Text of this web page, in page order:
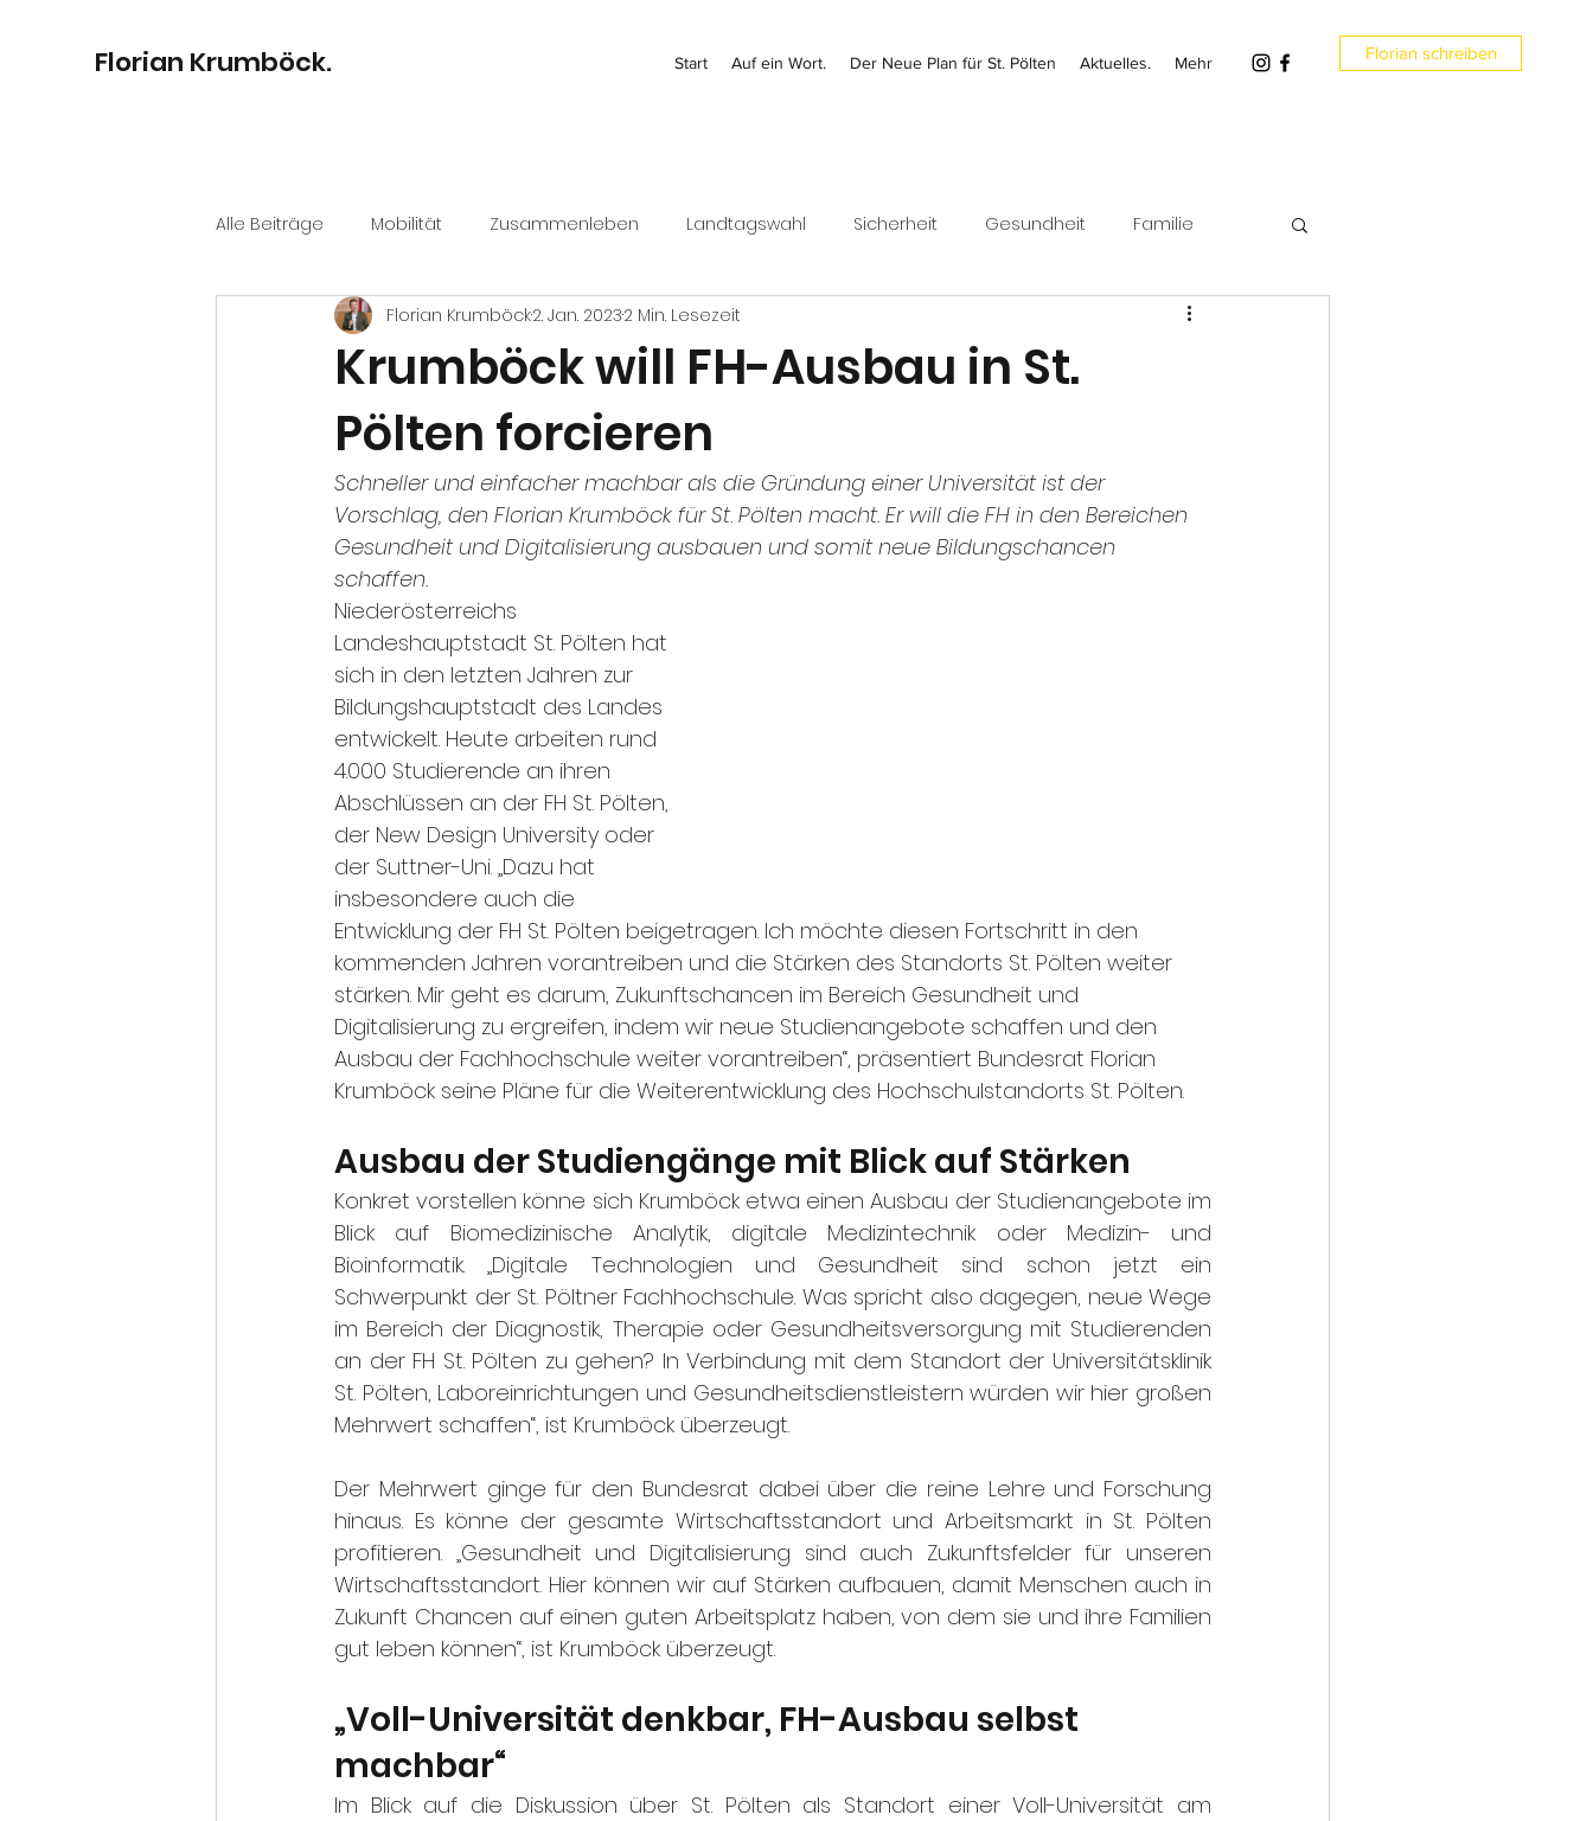
Florian Krumböck. Start Auf ein Wort. Der Neue Plan für St. Pölten Aktuelles. Mehr Florian schreiben
Alle Beiträge Mobilität Zusammenleben Landtagswahl Sicherheit Gesundheit Familie
Digitalisierung Kontrolle Jugend Umwelt
Stadtentwicklung Wirtschaft
Krumböck will FH-Ausbau in St.
Pölten forcieren
Florian Krumböck2. Jan. 20232 Min. Lesezeit
Schneller und einfacher machbar als die Gründung einer Universität ist der
Vorschlag, den Florian Krumböck für St. Pölten macht. Er will die FH in den Bereichen
Gesundheit und Digitalisierung ausbauen und somit neue Bildungschancen
schaffen.
Niederösterreichs
Landeshauptstadt St. Pölten hat
sich in den letzten Jahren zur
Bildungshauptstadt des Landes
entwickelt. Heute arbeiten rund
4.000 Studierende an ihren
Abschlüssen an der FH St. Pölten,
der New Design University oder
der Suttner-Uni. „Dazu hat
insbesondere auch die
Entwicklung der FH St. Pölten beigetragen. Ich möchte diesen Fortschritt in den
kommenden Jahren vorantreiben und die Stärken des Standorts St. Pölten weiter
stärken. Mir geht es darum, Zukunftschancen im Bereich Gesundheit und
Digitalisierung zu ergreifen, indem wir neue Studienangebote schaffen und den
Ausbau der Fachhochschule weiter vorantreiben“, präsentiert Bundesrat Florian
Krumböck seine Pläne für die Weiterentwicklung des Hochschulstandorts St. Pölten.
Ausbau der Studiengänge mit Blick auf Stärken
Konkret vorstellen könne sich Krumböck etwa einen Ausbau der Studienangebote im
Blick auf Biomedizinische Analytik, digitale Medizintechnik oder Medizin- und
Bioinformatik. „Digitale Technologien und Gesundheit sind schon jetzt ein
Schwerpunkt der St. Pöltner Fachhochschule. Was spricht also dagegen, neue Wege
im Bereich der Diagnostik, Therapie oder Gesundheitsversorgung mit Studierenden
an der FH St. Pölten zu gehen? In Verbindung mit dem Standort der Universitätsklinik
St. Pölten, Laboreinrichtungen und Gesundheitsdienstleistern würden wir hier großen
Mehrwert schaffen“, ist Krumböck überzeugt.
Der Mehrwert ginge für den Bundesrat dabei über die reine Lehre und Forschung
hinaus. Es könne der gesamte Wirtschaftsstandort und Arbeitsmarkt in St. Pölten
profitieren. „Gesundheit und Digitalisierung sind auch Zukunftsfelder für unseren
Wirtschaftsstandort. Hier können wir auf Stärken aufbauen, damit Menschen auch in
Zukunft Chancen auf einen guten Arbeitsplatz haben, von dem sie und ihre Familien
gut leben können“, ist Krumböck überzeugt.
„Voll-Universität denkbar, FH-Ausbau selbst
machbar“
Im Blick auf die Diskussion über St. Pölten als Standort einer Voll-Universität am